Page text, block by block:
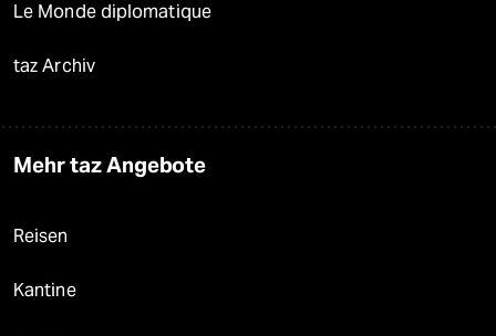
Le Monde diplomatique
taz Archiv
Mehr taz Angebote
Reisen
Kantine